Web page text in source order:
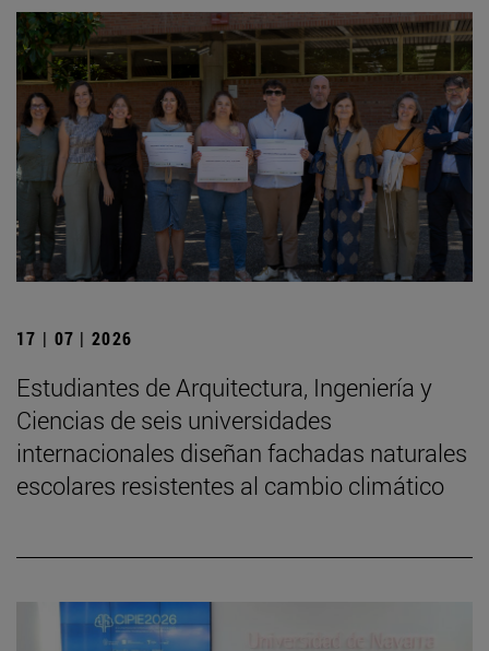
17 | 07 | 2026
Estudiantes de Arquitectura, Ingeniería y
Ciencias de seis universidades
internacionales diseñan fachadas naturales
escolares resistentes al cambio climático